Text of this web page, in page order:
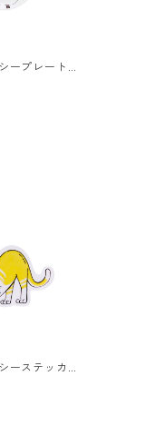
ープレートS
ーステッカ